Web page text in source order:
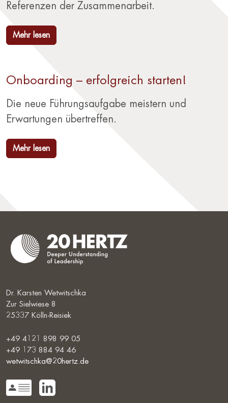
Referenzen der Zusammenarbeit.
Mehr lesen
Onboarding – erfolgreich starten!
Die neue Führungsaufgabe meistern und
Erwartungen übertreffen.
Mehr lesen
Dr. Karsten Wetwitschka
Zur Sielwiese 8
25337 Kölln-Reisiek
+49 4121 898 99 05
+49 173 884 94 46
wetwitschka@20hertz.de